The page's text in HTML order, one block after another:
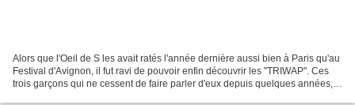
Alors que l'Oeil de S les avait ratés l'année dernière aussi bien à Paris qu'au
Festival d'Avignon, il fut ravi de pouvoir enfin découvrir les "TRIWAP". Ces
trois garçons qui ne cessent de faire parler d'eux depuis quelques années,